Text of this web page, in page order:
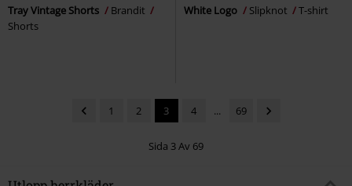
Tray Vintage Shorts
Brandit
Shorts
White Logo Slipknot T-shirt
1 2 3 4 ... 69
Sida 3 Av 69